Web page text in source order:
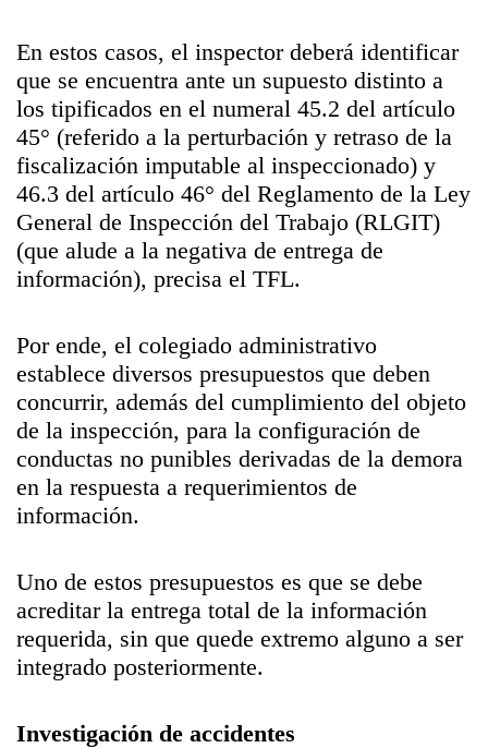
En estos casos, el inspector deberá identificar
que se encuentra ante un supuesto distinto a
los tipificados en el numeral 45.2 del artículo
45° (referido a la perturbación y retraso de la
fiscalización imputable al inspeccionado) y
46.3 del artículo 46° del Reglamento de la Ley
General de Inspección del Trabajo (RLGIT)
(que alude a la negativa de entrega de
información), precisa el TFL.
Por ende, el colegiado administrativo
establece diversos presupuestos que deben
concurrir, además del cumplimiento del objeto
de la inspección, para la configuración de
conductas no punibles derivadas de la demora
en la respuesta a requerimientos de
información.
Uno de estos presupuestos es que se debe
acreditar la entrega total de la información
requerida, sin que quede extremo alguno a ser
integrado posteriormente.
Investigación de accidentes